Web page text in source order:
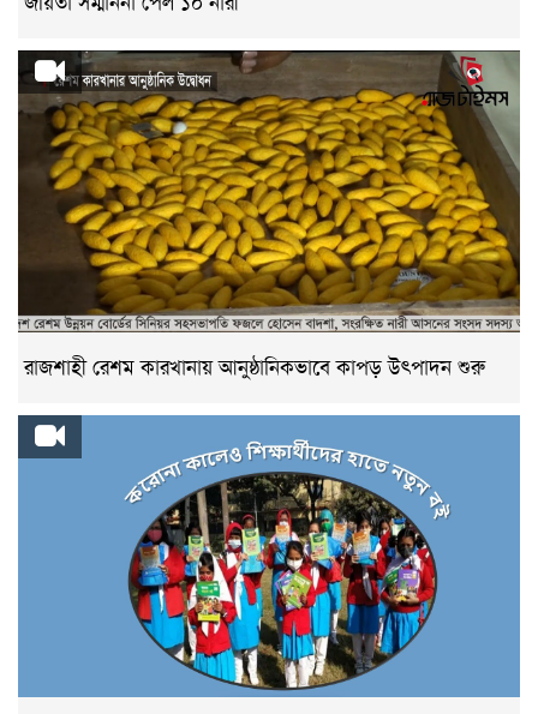
রাজশাহী রেশম কারখানায় আনুষ্ঠানিকভাবে কাপড় উৎপাদন শুরু